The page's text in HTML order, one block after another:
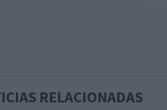
RELACIONADAS